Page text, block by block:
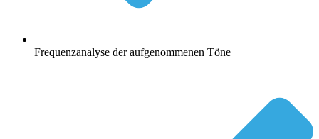
Frequenzanalyse der aufgenommenen Töne